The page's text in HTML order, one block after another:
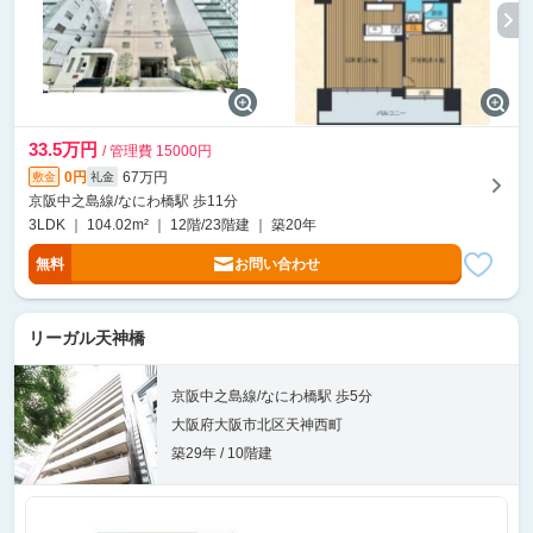
33.5万円 / 管理費 15000円
敷金 0円 礼金
67万円
京阪中之島線/なにわ橋駅 歩11分
3LDK ｜ 104.02m² ｜ 12階/23階建 ｜ 築20年
無料 お問い合わせ
リーガル天神橋
京阪中之島線/なにわ橋駅 歩5分
大阪府大阪市北区天神西町
築29年 / 10階建